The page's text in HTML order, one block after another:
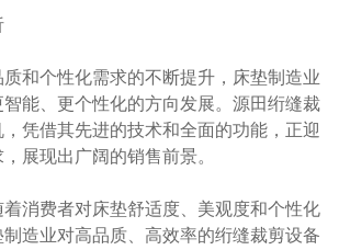
和个性化需求的不断提升，床垫制造业
能、更个性化的方向发展。源田绗缝裁
凭借其先进的技术和全面的功能，正迎
展现出广阔的销售前景。
消费者对床垫舒适度、美观度和个性化
造业对高品质、高效率的绗缝裁剪设备